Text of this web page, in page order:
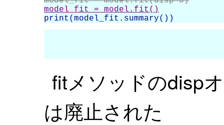
model_fit = model.fit()
fitメソッドのdisp
は廃止された